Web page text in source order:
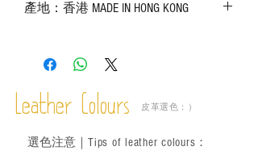
實物為準；
－ 植鞣皮革容易受環境、使用程度等產生
成後定期在皮面塗上皮革專用清潔劑及貂
鼠油等；
適合六歲以下兒童使用；六至十二歲兒童
產地：香港 MADE IN HONG KONG
Leather Colours 皮革選色：）
選色注意｜ Tips of leather colours ：